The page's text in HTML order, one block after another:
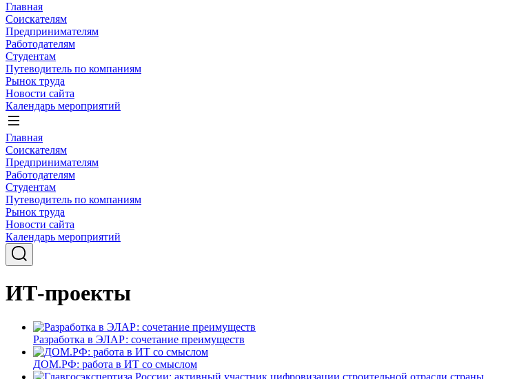
Главная
Соискателям
Предпринимателям
Работодателям
Студентам
Путеводитель по компаниям
Рынок труда
Новости сайта
Календарь мероприятий
Главная
Соискателям
Предпринимателям
Работодателям
Студентам
Путеводитель по компаниям
Рынок труда
Новости сайта
Календарь мероприятий
ИТ-проекты
Разработка в ЭЛАР: сочетание преимуществ
ДОМ.РФ: работа в ИТ со смыслом